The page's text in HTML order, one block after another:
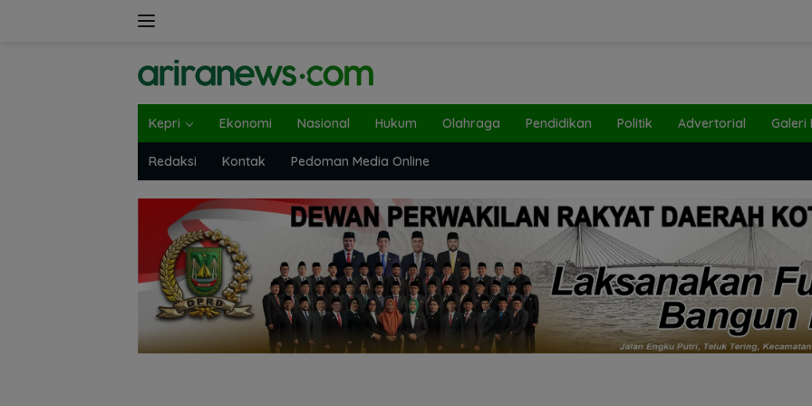
Kepri Ekonomi Nasional Hukum Olahraga Pendidikan Politik Advertorial Galeri
Redaksi Kontak Pedoman Media Online